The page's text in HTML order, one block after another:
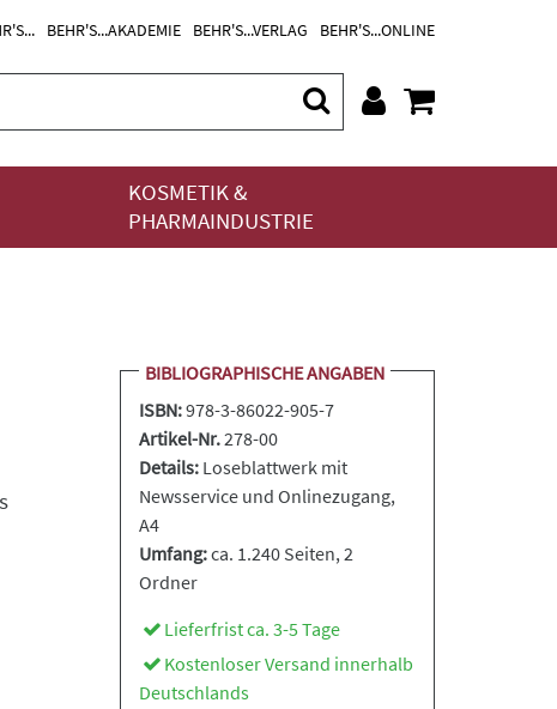
BEHR'S...AKADEMIE BEHR'S...VERLAG BEHR'S...ONLINE
KOSMETIK &
PHARMAINDUSTRIE
BIBLIOGRAPHISCHE ANGABEN
ISBN:978-3-86022-905-7
Artikel-Nr.278-00
Details: Loseblattwerk mit
Newsservice und Onlinezugang,
A4
Umfang:ca. 1.240 Seiten, 2
Ordner
Lieferfrist ca. 3-5 Tage
Kostenloser Versand innerhalb
Deutschlands